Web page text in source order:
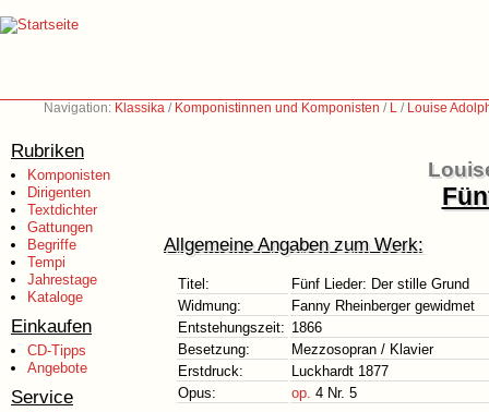
Navigation: Klassika / Komponistinnen und Komponisten / L / Louise
Rubriken
Komponisten
Dirigenten
Textdichter
Gattungen
Begriffe
Tempi
Jahrestage
Kataloge
Einkaufen
CD-Tipps
Angebote
Service
Allgemeine Angaben zum Werk:
Titel:
Fünf Lieder: Der stille Grund
Widmung:
Fanny Rheinberger gewidmet
Entstehungszeit: 1866
Besetzung:
Mezzosopran / Klavier
Erstdruck:
Luckhardt 1877
Opus:
op. 4 Nr. 5